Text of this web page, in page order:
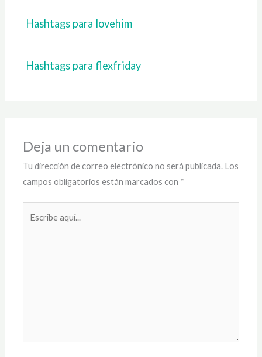
Hashtags para lovehim
Hashtags para flexfriday
Deja un comentario
Tu dirección de correo electrónico no será publicada. Los
campos obligatorios están marcados con *